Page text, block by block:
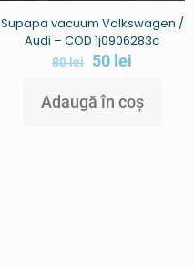
Supapa vacuum Volkswagen /
Audi – COD 1j0906283c
80lei 50 lei
Adaugă în coș